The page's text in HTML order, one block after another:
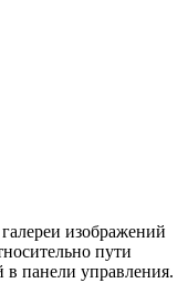
изображений
пути
в панели управления.